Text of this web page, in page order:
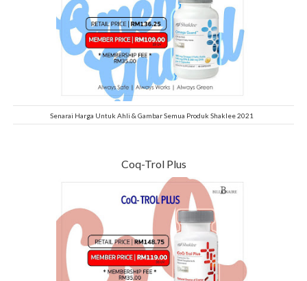
Senarai Harga Untuk Ahli & Gambar Semua Produk Shaklee 2021
Coq-Trol Plus